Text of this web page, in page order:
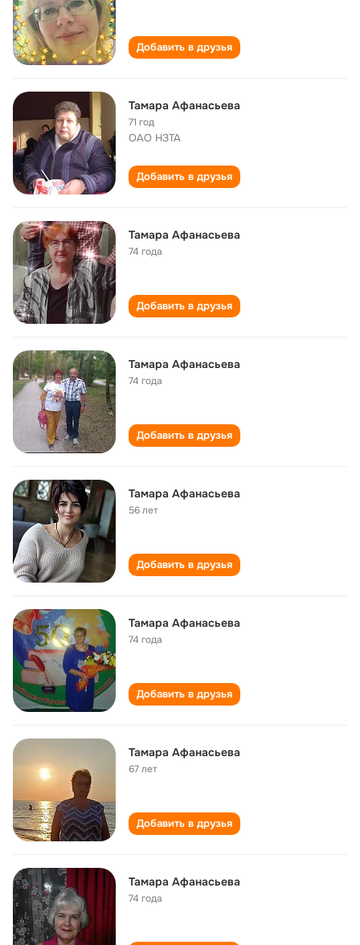
Добавить в друзья
Тамара Афанасьева
71 год
ОАО НЗТА
Добавить в друзья
Тамара Афанасьева
74 года
Добавить в друзья
Тамара Афанасьева
74 года
Добавить в друзья
Тамара Афанасьева
56 лет
Добавить в друзья
Тамара Афанасьева
74 года
Добавить в друзья
Тамара Афанасьева
67 лет
Добавить в друзья
Тамара Афанасьева
74 года